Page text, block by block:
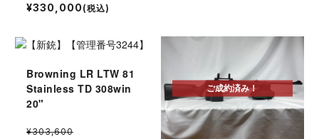
¥330,000 (税込)
Browning LR LTW 81
Stainless TD 308win
20"
¥303,600
ご成約済み！